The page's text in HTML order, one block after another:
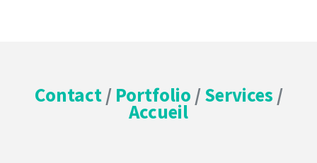
Contact/ Portfolio /Services /
Accueil